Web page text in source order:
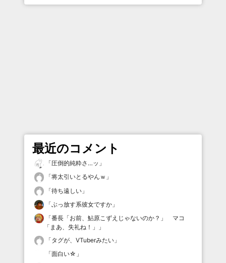
最近のコメント
「圧倒的純粋さ…ッ 」
「将太引いとるやんｗ 」
「待ち遠しい 」
「ぶっ放す系彼女ですか 」
「番長「お前、鮎原こずえじゃないのか？」 マコ
「まあ、失礼ね！」
」
「タグが、VTuberみたい 」
「面白い☆ 」